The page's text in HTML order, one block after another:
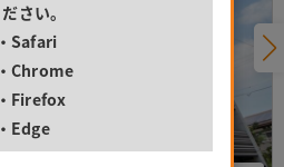
ださい。
・Safari
・Chrome
・Firefox
・Edge